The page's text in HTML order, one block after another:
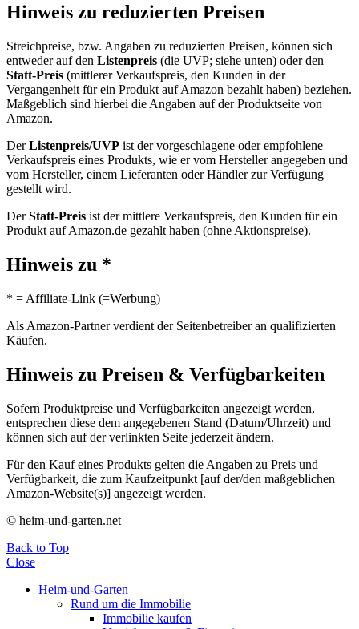
Hinweis zu reduzierten Preisen
Streichpreise, bzw. Angaben zu reduzierten Preisen, können sich
entweder auf den Listenpreis (die UVP; siehe unten) oder den
Statt-Preis (mittlerer Verkaufspreis, den Kunden in der
Vergangenheit für ein Produkt auf Amazon bezahlt haben) beziehen.
Maßgeblich sind hierbei die Angaben auf der Produktseite von
Amazon.
DerListenpreis/UVP ist der vorgeschlagene oder empfohlene
Verkaufspreis eines Produkts, wie er vom Hersteller angegeben und
vom Hersteller, einem Lieferanten oder Händler zur Verfügung
gestellt wird.
DerStatt-Preis ist der mittlere Verkaufspreis, den Kunden für ein
Produkt auf Amazon.de gezahlt haben (ohne Aktionspreise).
Hinweis zu *
* = Affiliate-Link (=Werbung)
Als Amazon-Partner verdient der Seitenbetreiber an qualifizierten
Käufen.
Hinweis zu Preisen & Verfügbarkeiten
Sofern Produktpreise und Verfügbarkeiten angezeigt werden,
entsprechen diese dem angegebenen Stand (Datum/Uhrzeit) und
können sich auf der verlinkten Seite jederzeit ändern.
Für den Kauf eines Produkts gelten die Angaben zu Preis und
Verfügbarkeit, die zum Kaufzeitpunkt [auf der/den maßgeblichen
Amazon-Website(s)] angezeigt werden.
© heim-und-garten.net
Back to Top
Close
Heim-und-Garten
Rund um die Immobilie
Immobilie kaufen